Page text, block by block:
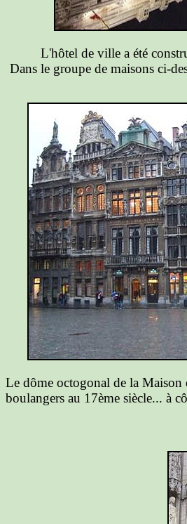
L'hôtel de ville a été
Dans le groupe de maisons ci-
Le dôme octogonal de la Maison
boulangers au 17ème siècle... à